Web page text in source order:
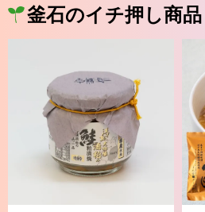
釜石のイチ押し商品